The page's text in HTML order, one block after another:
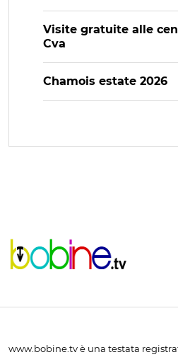
Visite gratuite alle
Cva
Chamois estate 2026
www.bobine.tv è una testata